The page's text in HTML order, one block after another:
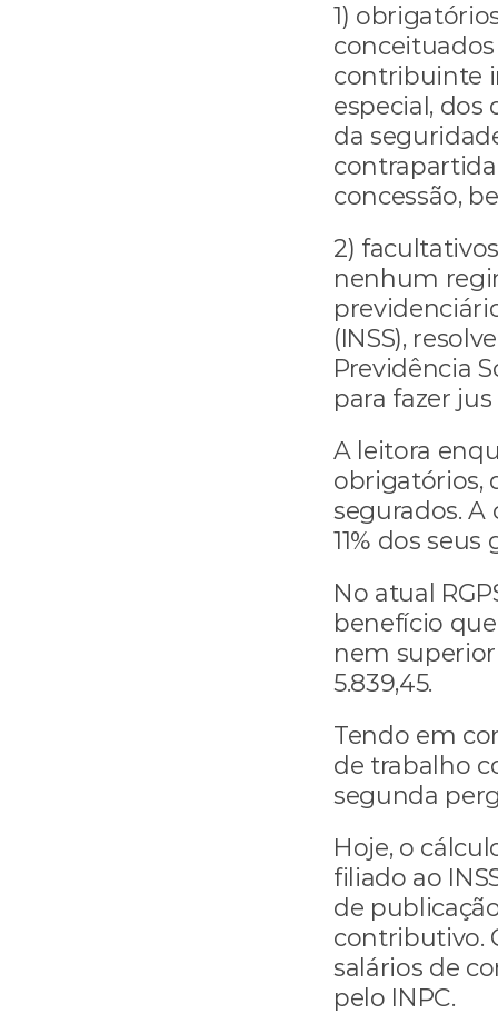
1)
contribuinte
especial, dos
da
concessão,
2)
nenhum
(INSS),
Previdência
para fazer
A leitora
obrigatórios,
segurados. A
11% dos seus
No atual
benefício
nem
5.839,45.
Tendo em
de trabalho
segunda
Hoje, o
filiado ao
de
contributivo.
salários de
pelo INPC.